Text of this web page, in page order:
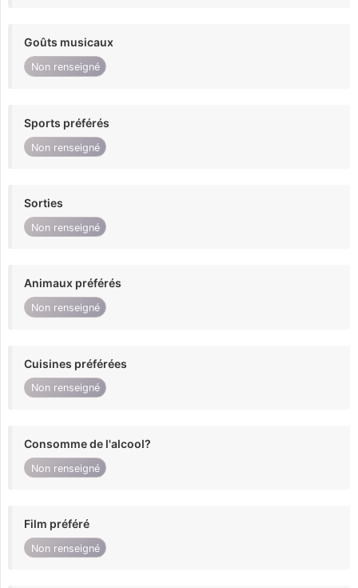
Goûts musicaux
Non renseigné
Sports préférés
Non renseigné
Sorties
Non renseigné
Animaux préférés
Non renseigné
Cuisines préférées
Non renseigné
Consomme de l'alcool?
Non renseigné
Film préféré
Non renseigné